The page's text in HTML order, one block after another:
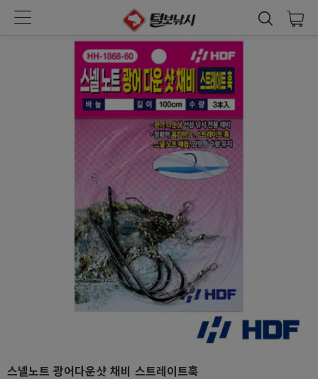
스넬노트 광어다운샷 채비 스트레이트훅